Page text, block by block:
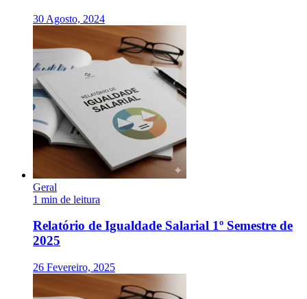
30 Agosto, 2024
Geral
1 min de leitura
Relatório de Igualdade Salarial 1º Semestre de
2025
26 Fevereiro, 2025